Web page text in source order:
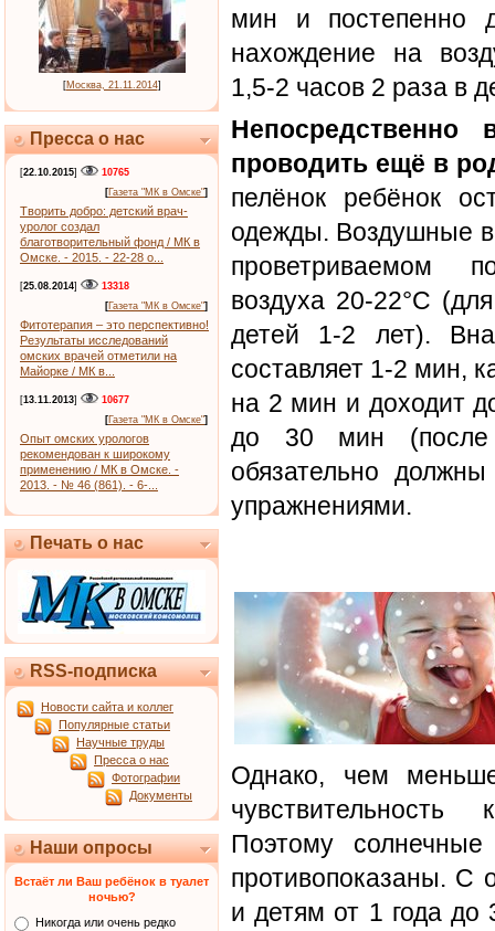
[Москва, 21.11.2014]
Пресса о нас
[22.10.2015]
10765
[Газета "МК в Омске"]
Творить добро: детский врач-
уролог создал
благотворительный фонд / МК в
Омске. - 2015. - 22-28 о...
[25.08.2014]
13318
[Газета "МК в Омске"]
Фитотерапия – это перспективно!
Результаты исследований
омских врачей отметили на
Майорке / МК в...
[13.11.2013]
10677
[Газета "МК в Омске"]
Опыт омских урологов
рекомендован к широкому
применению / МК в Омске. -
2013. - № 46 (861). - 6-...
Печать о нас
RSS-подписка
Новости сайта и коллег
Популярные статьи
Научные труды
Пресса о нас
Фотографии
Документы
Наши опросы
Встаёт ли Ваш ребёнок в туалет
ночью?
Никогда или очень редко
мин и постепенно
нахождение на
1,5-2 часов 2 раза в
проводить ещё в
пелёнок ребёнок
одежды. Воздушные
проветриваемом
воздуха 20-22°С
детей 1-2 лет).
составляет 1-2 мин,
на 2 мин и доходит
до 30 мин
обязательно
упражнениями.
Однако, чем
Поэтому
противопоказаны. С
и детям от 1 года до